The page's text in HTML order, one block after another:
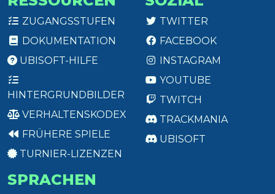
ZUGANGSSTUFEN
DOKUMENTATION
UBISOFT-HILFE
HINTERGRUNDBILDER
VERHALTENSKODEX
FRÜHERE SPIELE
TURNIER-LIZENZEN
TWITTER
FACEBOOK
INSTAGRAM
YOUTUBE
TWITCH
TRACKMANIA
UBISOFT
SPRACHEN